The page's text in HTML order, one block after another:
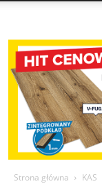
Strona główna KAS